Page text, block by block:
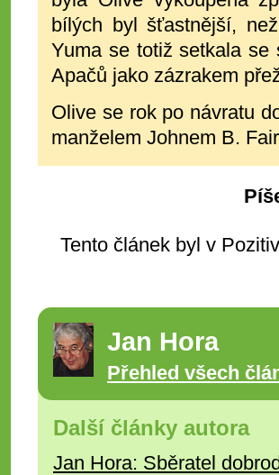
bílých byl šťastnější,
Yuma se totiž setkala se
Apačů jako zázrakem
Olive se rok po návratu
manželem Johnem B.
Tento článek byl v
Jan Hora
Přehled všech
Další články autora
Jan Hora: Sběratel